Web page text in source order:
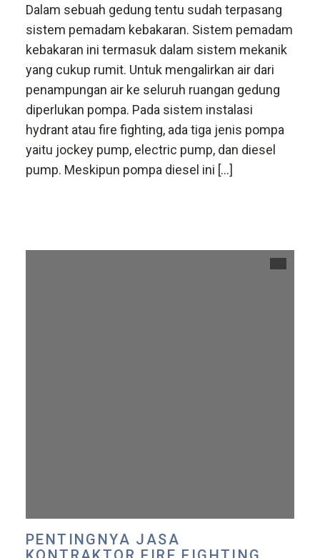
Dalam sebuah gedung tentu sudah terpasang
sistem pemadam kebakaran. Sistem pemadam
kebakaran ini termasuk dalam sistem mekanik
yang cukup rumit. Untuk mengalirkan air dari
penampungan air ke seluruh ruangan gedung
diperlukan pompa. Pada sistem instalasi
hydrant atau fire fighting, ada tiga jenis pompa
yaitu jockey pump, electric pump, dan diesel
pump. Meskipun pompa diesel ini […]
PENTINGNYA JASA